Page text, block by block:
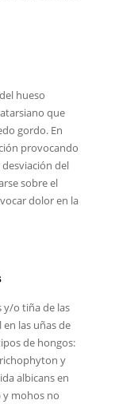
hueso
que
gordo. En
provocando
del
sobre el
dolor en la
y/o tiña de las
las uñas de
de hongos:
y
albicans en
mohos no